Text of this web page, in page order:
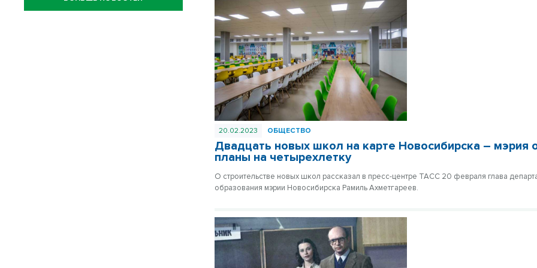
20.02.2023 ОБЩЕСТВО
Двадцать новых школ на карте Новосибирска – мэрия
планы на четырехлетку
О строительстве новых школ рассказал в пресс-центре ТАСС 20 февраля глава
образования мэрии Новосибирска Рамиль Ахметгареев.